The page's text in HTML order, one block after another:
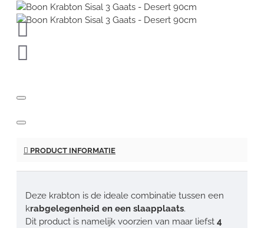
PRODUCT INFORMATIE
Deze krabton is de ideale combinatie tussen een
krabgelegenheid en een slaapplaats.
Dit product is namelijk voorzien van maar liefst 4